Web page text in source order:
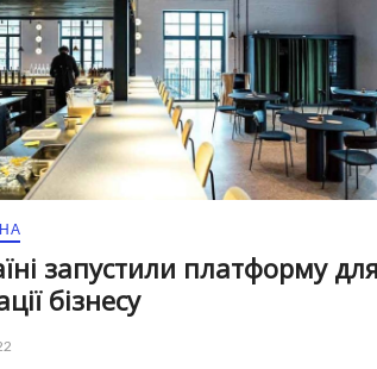
запустили платформу
бізнесу